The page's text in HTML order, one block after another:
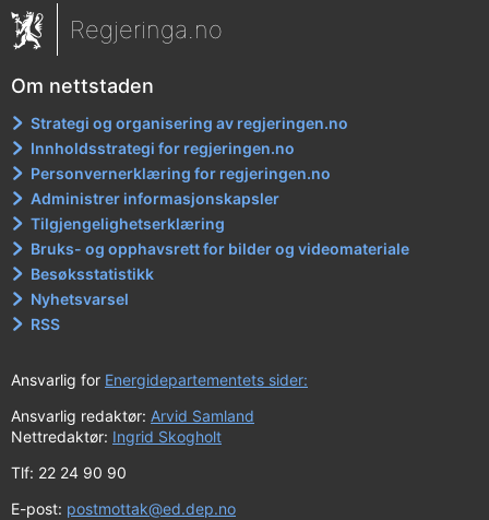
Regjeringa.no
Om nettstaden
Strategi og organisering av regjeringen.no
Innholdsstrategi for regjeringen.no
Personvernerklæring for regjeringen.no
Administrer informasjonskapsler
Tilgjengelighetserklæring
Bruks- og opphavsrett for bilder og videomateriale
Besøksstatistikk
Nyhetsvarsel
RSS
Ansvarlig for Energidepartementets sider:
Ansvarlig redaktør: Arvid Samland
Nettredaktør: Ingrid Skogholt
Tlf: 22 24 90 90
E-post: postmottak@ed.dep.no